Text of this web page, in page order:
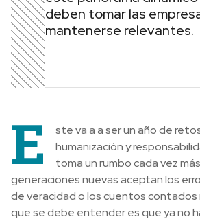
deben tomar las
mantenerse relevantes.
E
ste va a a ser un año de
humanización y
toma un rumbo cada vez
generaciones nuevas aceptan los
de veracidad o los cuentos contados
que se debe entender es que ya no